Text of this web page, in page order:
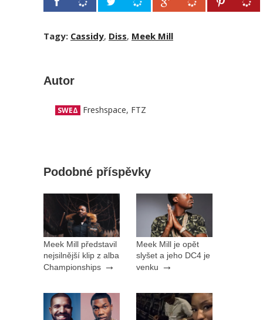
Tagy: Cassidy, Diss, Meek Mill
Autor
SWEΔ Freshspace, FTZ
Podobné příspěvky
Meek Mill představil
nejsilnější klip z alba
Championships →
Meek Mill je opět
slyšet a jeho DC4 je
venku →